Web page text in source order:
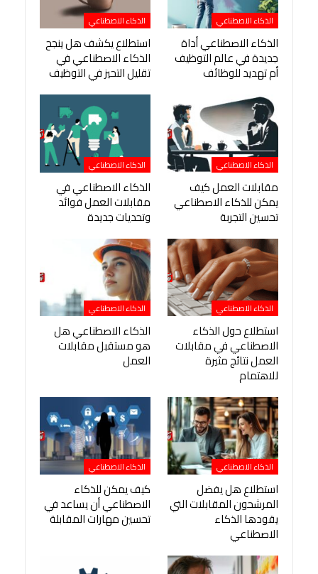
الذكاء الاصطناعي
الذكاء الاصطناعي أداة
جديدة في عالم التوظيف
أم تهديد للوظائف
الذكاء الاصطناعي
استطلاع يكشف هل ينجح
الذكاء الاصطناعي في
تقليل التحيز في التوظيف
الذكاء الاصطناعي
مقابلات العمل كيف
يمكن للذكاء الاصطناعي
تحسين التجربة
الذكاء الاصطناعي
الذكاء الاصطناعي في
مقابلات العمل فوائد
وتحديات جديدة
الذكاء الاصطناعي
استطلاع حول الذكاء
الاصطناعي في مقابلات
العمل نتائج مثيرة
للاهتمام
الذكاء الاصطناعي
الذكاء الاصطناعي هل
هو مستقبل مقابلات
العمل
الذكاء الاصطناعي
استطلاع هل يفضل
المرشحون المقابلات التي
يقودها الذكاء
الاصطناعي
الذكاء الاصطناعي
كيف يمكن للذكاء
الاصطناعي أن يساعد في
تحسين مهارات المقابلة